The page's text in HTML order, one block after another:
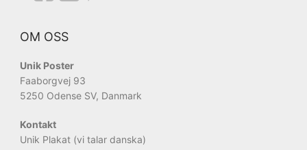
OM OSS
Unik Poster
Faaborgvej 93
5250 Odense SV, Danmark
Kontakt
Unik Plakat (vi talar danska)